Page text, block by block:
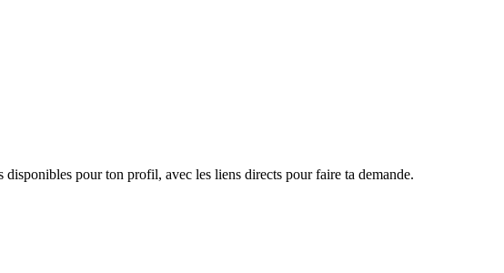
pour ton profil, avec les liens directs pour faire ta demande.